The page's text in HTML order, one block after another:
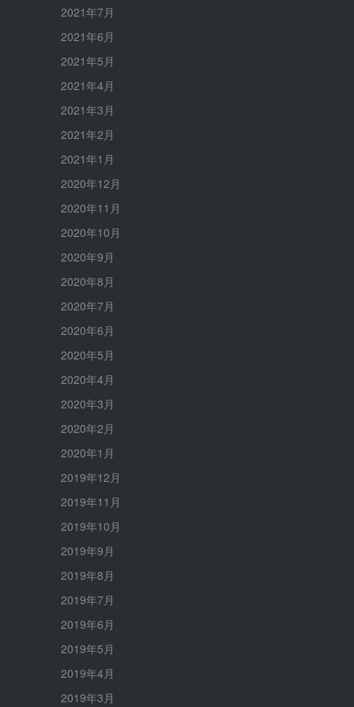
2021年7月
2021年6月
2021年5月
2021年4月
2021年3月
2021年2月
2021年1月
2020年12月
2020年11月
2020年10月
2020年9月
2020年8月
2020年7月
2020年6月
2020年5月
2020年4月
2020年3月
2020年2月
2020年1月
2019年12月
2019年11月
2019年10月
2019年9月
2019年8月
2019年7月
2019年6月
2019年5月
2019年4月
2019年3月